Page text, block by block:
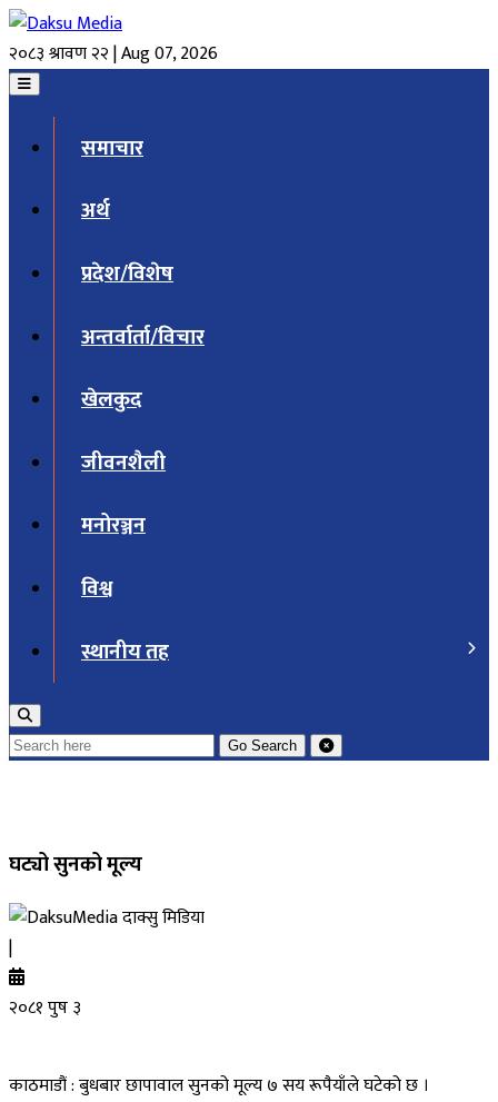
२०८३ श्रावण २२ | Aug 07, 2026
समाचार
अर्थ
प्रदेश/विशेष
अन्तर्वार्ता/विचार
खेलकुद
जीवनशैली
मनोरञ्जन
विश्व
स्थानीय तह
Go Search
घट्यो सुनको मूल्य
दाक्सु मिडिया
|
२०८१ पुष ३
काठमाडौं : बुधबार छापावाल सुनको मूल्य ७ सय रूपैयाँले घटेको छ ।